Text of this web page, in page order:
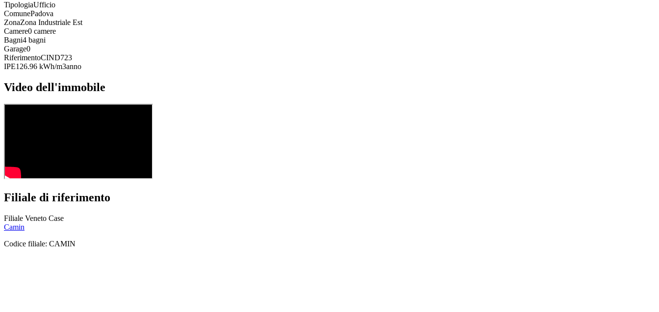
TipologiaUfficio
ComunePadova
ZonaZona Industriale Est
Camere0 camere
Bagni4 bagni
Garage0
RiferimentoCIND723
IPE126.96 kWh/m3anno
Video dell'immobile
Filiale di riferimento
Filiale Veneto Case
Camin
Codice filiale: CAMIN